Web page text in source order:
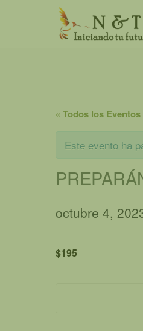
« Todos los Eventos
Este evento ha
octubre 4,
$195